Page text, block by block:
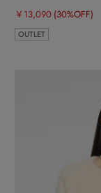
￥13,090 (30%OFF)
OUTLET